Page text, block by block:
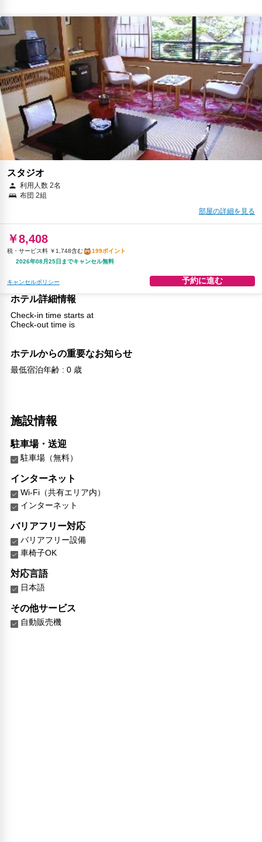
スタジオ
利用人数 2名
布団 2組
部屋の詳細を見る
￥8,408
税・サービス料 ￥1,748含む
199ポイント
2026年08月25日までキャンセル無料
キャンセルポリシー 予約に進む
ホテル詳細情報
Check-in time starts at
Check-out time is
ホテルからの重要なお知らせ
最低宿泊年齢 : 0 歳
施設情報
駐車場・送迎
駐車場（無料）
インターネット
Wi-Fi（共有エリア内）
インターネット
バリアフリー対応
バリアフリー設備
車椅子OK
対応言語
日本語
その他サービス
自動販売機